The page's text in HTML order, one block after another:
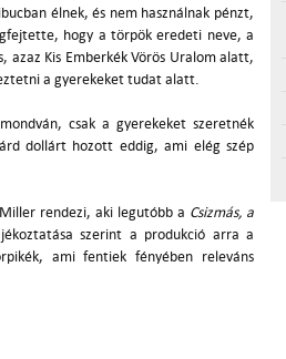
élnek, és nem használnak pénzt,
hogy a törpök eredeti neve, a
azaz Kis Emberkék Vörös Uralom alatt,
a gyerekeket tudat alatt.
csak a gyerekeket szeretnék
dollárt hozott eddig, ami elég szép
rendezi, aki legutóbb a Csizmás, a
szerint a produkció arra a
ami fentiek fényében releváns